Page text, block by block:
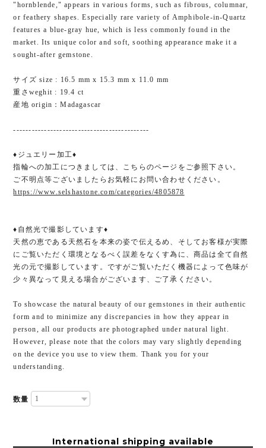
"hornblende," appears in various forms, such as fibrous, columnar,
or feathery shapes. Especially rare variety of Amphibole-in-Quartz
features a blue-gray hue, which is less commonly found in the
market. Its unique color and soft, soothing appearance make it a
sought-after gemstone.
サイズ size : 16.5 mm x 15.3 mm x 11.0 mm
重さweghit : 19.4 ct
産地 origin：Madagascar
--------------------------------------------
♦ジュエリー加工♦
指輪への加工につきましては、こちらのページをご参照下さい。
ご不明点等ございましたらお気軽にお問い合わせください。
https://www.selshastone.com/categories/4805878
♦自然光で撮影しています♦
天然の恵である天然石を本来の姿で伝えるめ、そしてお客様が実際
にご覧いただく環境となるべく誤差をなくす為に、商品は全て自然
光の元で撮影しています。ですがご覧いただく機器によって色味が
少々異なって見える場合がございます、ご了承ください。
To showcase the natural beauty of our gemstones in their authentic
form and to minimize any discrepancies in how they appear in
person, all our products are photographed under natural light.
However, please note that the colors may vary slightly depending
on the device you use to view them. Thank you for your
understanding.
数量
International shipping available